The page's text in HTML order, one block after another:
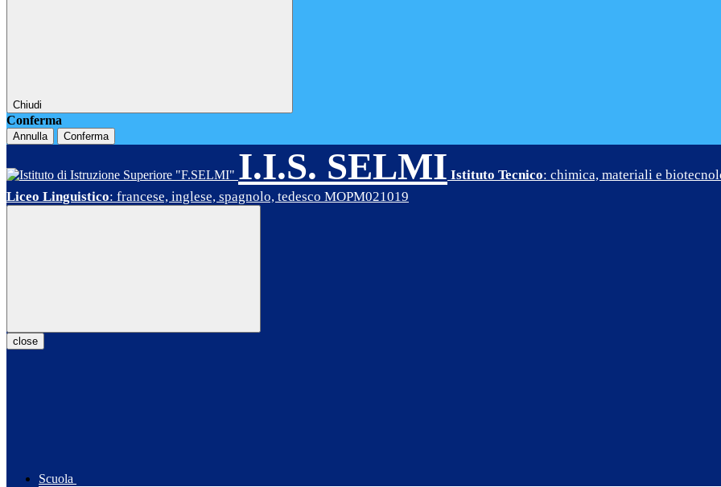
Chiudi
Conferma
Annulla Conferma
I.I.S. SELMI Istituto Tecnico: chimica, materiali e
Liceo Linguistico: francese, inglese, spagnolo, tedesco MOPM021019
close
Scuola